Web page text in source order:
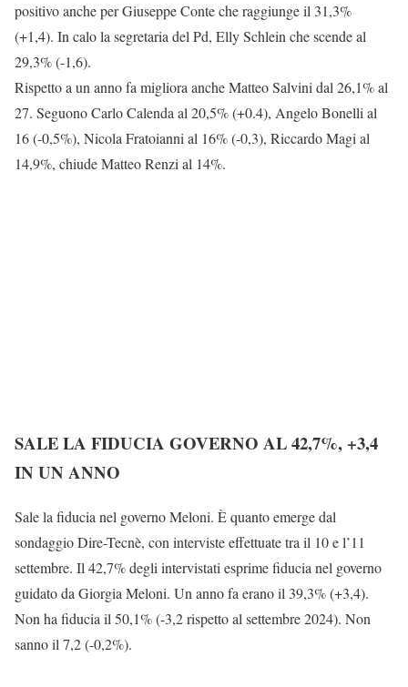
positivo anche per Giuseppe Conte che raggiunge il 31,3%
(+1,4). In calo la segretaria del Pd, Elly Schlein che scende al
29,3% (-1,6).
Rispetto a un anno fa migliora anche Matteo Salvini dal 26,1% al
27. Seguono Carlo Calenda al 20,5% (+0.4), Angelo Bonelli al
16 (-0,5%), Nicola Fratoianni al 16% (-0,3), Riccardo Magi al
14,9%, chiude Matteo Renzi al 14%.
SALE LA FIDUCIA GOVERNO AL 42,7%, +3,4
IN UN ANNO
Sale la fiducia nel governo Meloni. È quanto emerge dal
sondaggio Dire-Tecnè, con interviste effettuate tra il 10 e l’11
settembre. Il 42,7% degli intervistati esprime fiducia nel governo
guidato da Giorgia Meloni. Un anno fa erano il 39,3% (+3,4).
Non ha fiducia il 50,1% (-3,2 rispetto al settembre 2024). Non
sanno il 7,2 (-0,2%).